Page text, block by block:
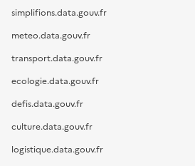
simplifions.data.gouv.fr
meteo.data.gouv.fr
transport.data.gouv.fr
ecologie.data.gouv.fr
defis.data.gouv.fr
culture.data.gouv.fr
logistique.data.gouv.fr